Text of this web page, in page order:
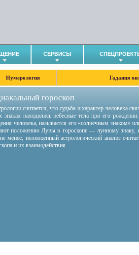
СЕРВИСЫ
Нумерология Гадания
гороскоп
считается, что судьба и характер человека
знаках находились небесные тела при его
человека, называется его «солнечным знаком»
положению Луны в гороскопе — лунному знаку,
менее, полноценный астрологический анализ
и их взаимодействия.